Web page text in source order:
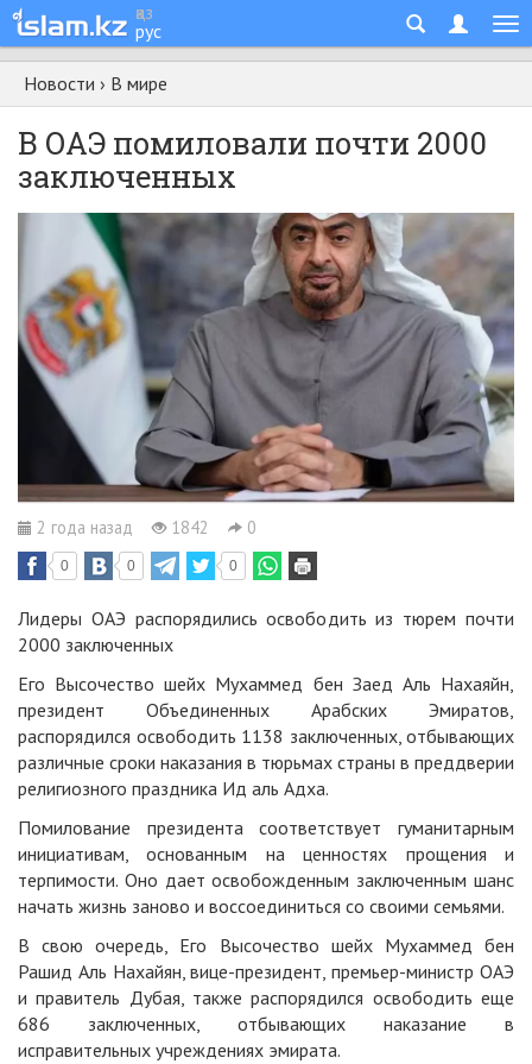
қаз
рус
Новости › В мире
В ОАЭ помиловали почти 2000
заключенных
2 года назад 1842 0
0 0 0
Лидеры ОАЭ распорядились освободить из тюрем почти
2000 заключенных
Его Высочество шейх Мухаммед бен Заед Аль Нахаяйн,
президент Объединенных Арабских Эмиратов,
распорядился освободить 1138 заключенных, отбывающих
различные сроки наказания в тюрьмах страны в преддверии
религиозного праздника Ид аль Адха.
Помилование президента соответствует гуманитарным
инициативам, основанным на ценностях прощения и
терпимости. Оно дает освобожденным заключенным шанс
начать жизнь заново и воссоединиться со своими семьями.
В свою очередь, Его Высочество шейх Мухаммед бен
Рашид Аль Нахайян, вице-президент, премьер-министр ОАЭ
и правитель Дубая, также распорядился освободить еще
686 заключенных, отбывающих наказание в
исправительных учреждениях эмирата.